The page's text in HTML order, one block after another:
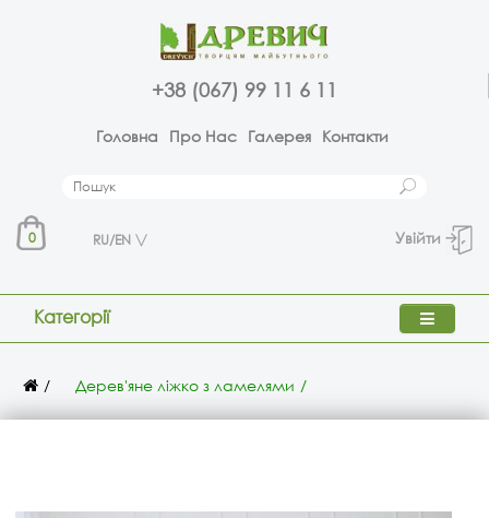
+38 (067) 99 11 6 11
Головна Про Нас Галерея Контакти
0 RU/EN Увійти
Категорії
Дерев'яне ліжко з ламелями